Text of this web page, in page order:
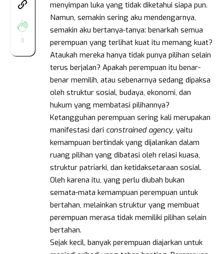
0
menyimpan luka yang tidak diketahui siapa pun.
Namun, semakin sering aku mendengarnya,
semakin aku bertanya-tanya: benarkah semua
perempuan yang terlihat kuat itu memang kuat?
Ataukah mereka hanya tidak punya pilihan selain
terus berjalan? Apakah perempuan itu benar-
benar memilih, atau sebenarnya sedang dipaksa
oleh struktur sosial, budaya, ekonomi, dan
hukum yang membatasi pilihannya?
Ketangguhan perempuan sering kali merupakan
manifestasi dari constrained agency, yaitu
kemampuan bertindak yang dijalankan dalam
ruang pilihan yang dibatasi oleh relasi kuasa,
struktur patriarki, dan ketidaksetaraan sosial.
Oleh karena itu, yang perlu diubah bukan
semata-mata kemampuan perempuan untuk
bertahan, melainkan struktur yang membuat
perempuan merasa tidak memiliki pilihan selain
bertahan.
Sejak kecil, banyak perempuan diajarkan untuk